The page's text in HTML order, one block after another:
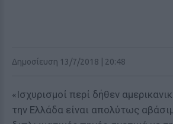
Δημοσίευση 13/7/2018 | 20:48
«Ισχυρισμοί περί δήθεν
την Ελλάδα είναι απολύτως